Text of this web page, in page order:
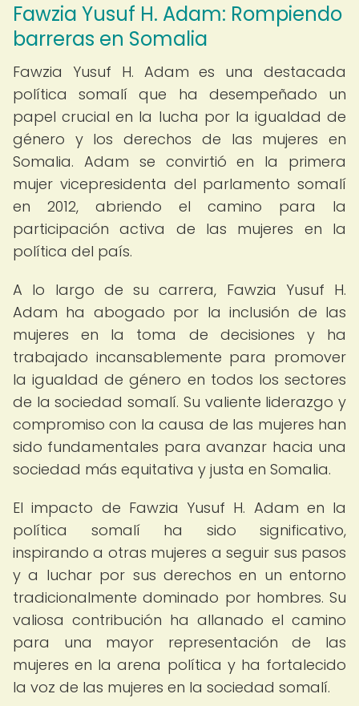
Fawzia Yusuf H. Adam: Rompiendo
barreras en Somalia
Fawzia Yusuf H. Adam es una destacada
política somalí que ha desempeñado un
papel crucial en la lucha por la igualdad de
género y los derechos de las mujeres en
Somalia. Adam se convirtió en la primera
mujer vicepresidenta del parlamento somalí
en 2012, abriendo el camino para la
participación activa de las mujeres en la
política del país.
A lo largo de su carrera, Fawzia Yusuf H.
Adam ha abogado por la inclusión de las
mujeres en la toma de decisiones y ha
trabajado incansablemente para promover
la igualdad de género en todos los sectores
de la sociedad somalí. Su valiente liderazgo y
compromiso con la causa de las mujeres han
sido fundamentales para avanzar hacia una
sociedad más equitativa y justa en Somalia.
El impacto de Fawzia Yusuf H. Adam en la
política somalí ha sido significativo,
inspirando a otras mujeres a seguir sus pasos
y a luchar por sus derechos en un entorno
tradicionalmente dominado por hombres. Su
valiosa contribución ha allanado el camino
para una mayor representación de las
mujeres en la arena política y ha fortalecido
la voz de las mujeres en la sociedad somalí.